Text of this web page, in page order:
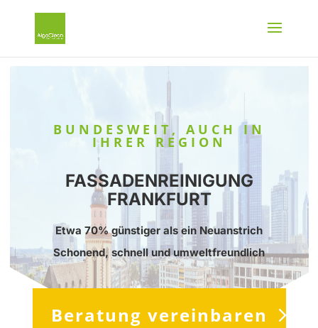
BUNDESWEIT, AUCH IN
IHRER REGION
FASSADENREINIGUNG
FRANKFURT
Etwa 70% günstiger als ein Neuanstrich
Schonend, schnell und umweltfreundlich
Beratung vereinbaren